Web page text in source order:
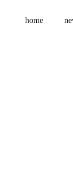
home